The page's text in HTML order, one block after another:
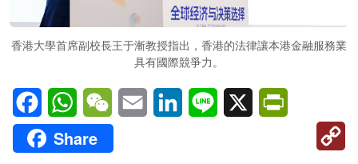
香港大學首席副校長王于漸教授指出，香港的法律讓本港金融服務業
具有國際競爭力。
FacebookWhatsAppWeChatEmail LinkedInLine X
Share